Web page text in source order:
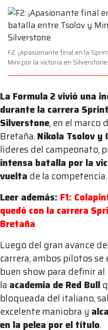
F2: ¡Apasionante final en la
Mini por la victoria en Silverstone
La Formula 2 vivió una
durante la carrera
Silverstone, en el marco
Bretaña.Nikola Tsolov y
líderes del campeonato,
intensa batalla por la
vuelta de la competencia.
Leer además: F1:
quedó con la carrera
Bretaña
Luego del gran avance
carrera, ambos pilotos
buen show para definir
la academia de Red Bull
bloqueada del italiano,
excelente maniobra y
en la pelea por el título.